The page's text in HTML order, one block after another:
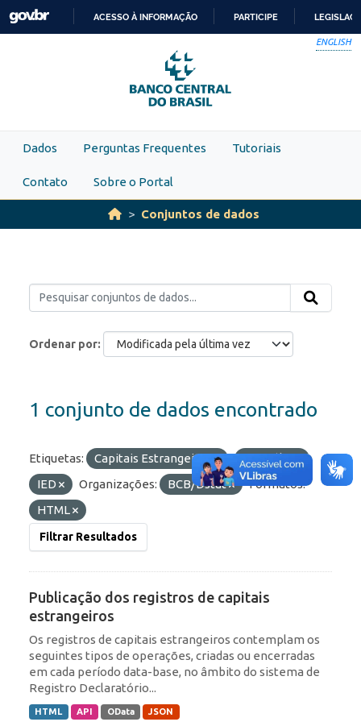
Skip to main content
PARA
O
CONTEÚDO
ACESSO À INFORMAÇÃO PARTICIPE
ENGLISH
Dados Perguntas Frequentes Tutoriais
Contato Sobre o Portal
Conjuntos de dados
Ordenar por
1 conjunto de dados encontrado
Etiquetas: Capitais Estrangeiros
Portfólio
IED
Organizações: BCB/Dstat
Formatos:
HTML
Filtrar Resultados
Publicação dos registros de capitais
estrangeiros
Os registros de capitais estrangeiros contemplam os
seguintes tipos de operações, criadas ou encerradas
em cada período data-base, no âmbito do sistema de
Registro Declaratório...
HTML API OData JSON